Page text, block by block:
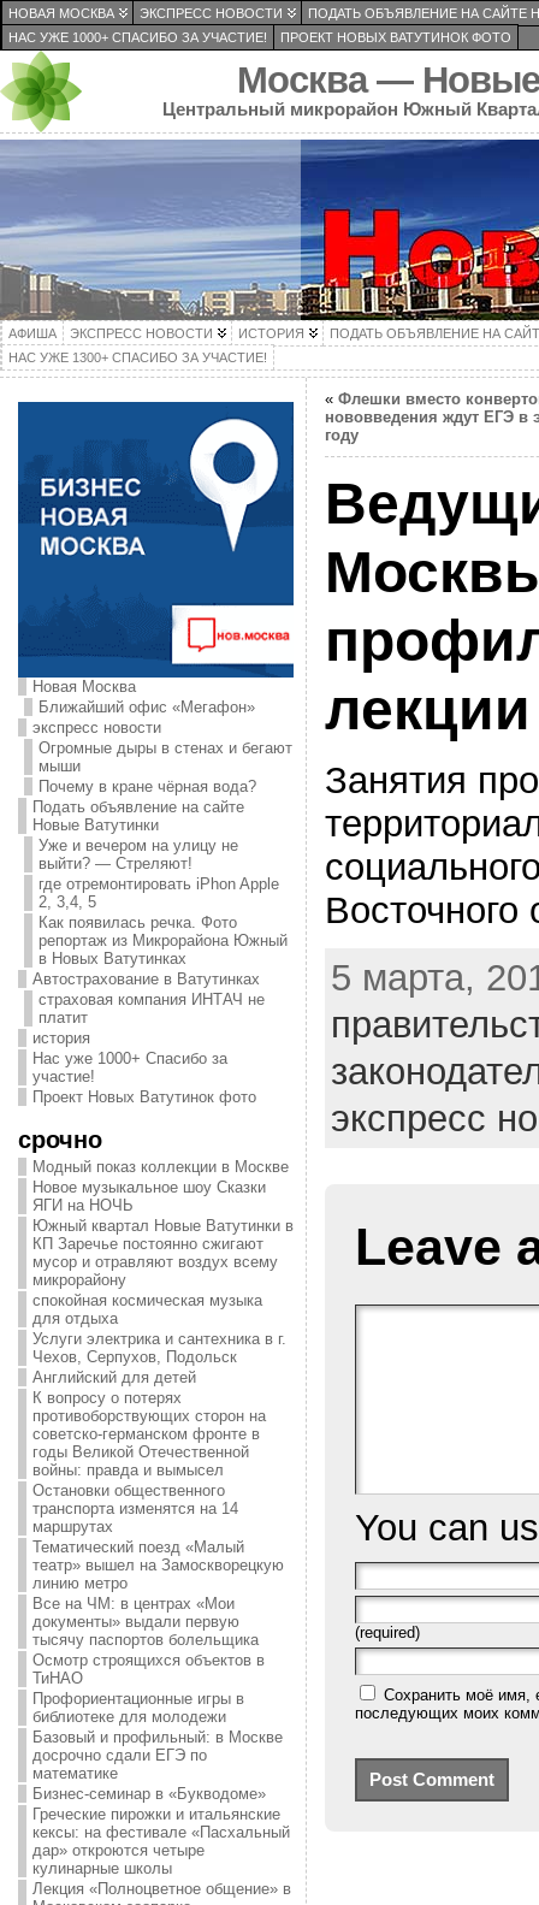
НОВАЯ МОСКВА ЭКСПРЕСС НОВОСТИ
ПОДАТЬ ОБЪЯВЛЕНИЕ НА САЙТЕ
НАС УЖЕ 1000+ СПАСИБО ЗА УЧАСТИЕ!
ПРОЕКТ НОВЫХ ВАТУТИНОК ФОТО
Москва — Новые
Центральный микрорайон Южный
АФИША ЭКСПРЕСС НОВОСТИ ИСТОРИЯ
ПОДАТЬ ОБЪЯВЛЕНИЕ НА
НАС УЖЕ 1300+ СПАСИБО ЗА УЧАСТИЕ!
Новая Москва
Ближайший офис «Мегафон»
экспресс новости
Огромные дыры в стенах и бегают
мыши
Почему в кране чёрная вода?
Подать объявление на сайте
Новые Ватутинки
Уже и вечером на улицу не
выйти? — Стреляют!
где отремонтировать iPhon Apple
2, 3,4, 5
Как появилась речка. Фото
репортаж из Микрорайона Южный
в Новых Ватутинках
Автострахование в Ватутинках
страховая компания ИНТАЧ не
платит
история
Нас уже 1000+ Спасибо за
участие!
Проект Новых Ватутинок фото
срочно
Модный показ коллекции в Москве
Новое музыкальное шоу Сказки
ЯГИ на НОЧЬ
Южный квартал Новые Ватутинки в
КП Заречье постоянно сжигают
мусор и отравляют воздух всему
микрорайону
спокойная космическая музыка
для отдыха
Услуги электрика и сантехника в г.
Чехов, Серпухов, Подольск
Английский для детей
К вопросу о потерях
противоборствующих сторон на
советско-германском фронте в
годы Великой Отечественной
войны: правда и вымысел
Остановки общественного
транспорта изменятся на 14
маршрутах
Тематический поезд «Малый
театр» вышел на Замоскворецкую
линию метро
Все на ЧМ: в центрах «Мои
документы» выдали первую
тысячу паспортов болельщика
Осмотр строящихся объектов в
ТиНАО
Профориентационные игры в
библиотеке для молодежи
Базовый и профильный: в Москве
досрочно сдали ЕГЭ по
математике
Бизнес-семинар в «Букводоме»
Греческие пирожки и итальянские
кексы: на фестивале «Пасхальный
дар» откроются четыре
кулинарные школы
Лекция «Полноцветное общение» в
« Флешки вместо
нововведения ждут ЕГЭ в
году
лекции
Занятия
Восточного
5 марта,
экспресс
Leave
You can
(required)
Сохранить моё имя,
последующих моих